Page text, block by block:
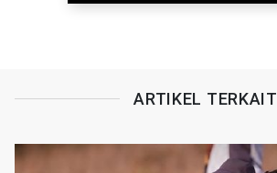
ARTIKEL TERKAIT